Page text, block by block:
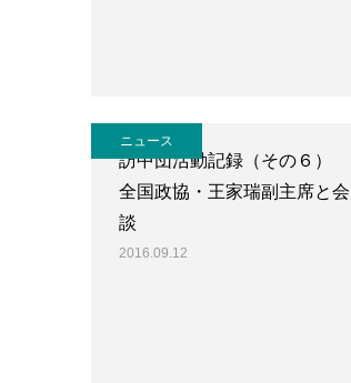
ニュース
訪中団活動記録（その６）
全国政協・王家瑞副主席と会
談
2016.09.12